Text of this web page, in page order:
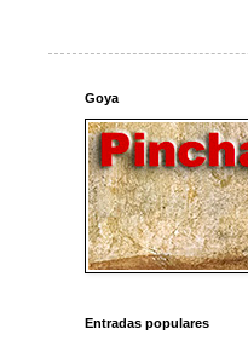
Goya
Entradas populares